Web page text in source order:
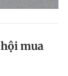
mua